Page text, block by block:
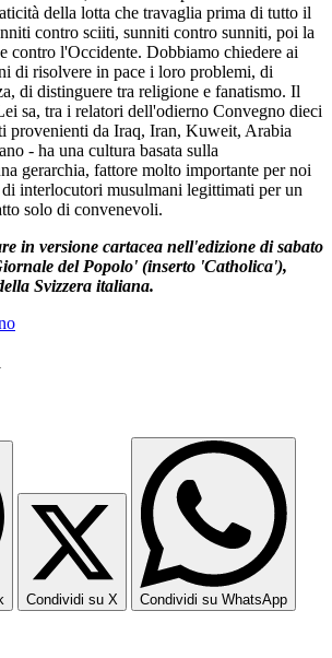
della lotta che travaglia prima di tutto il
contro sciiti, sunniti contro sunniti, poi la
contro l'Occidente. Dobbiamo chiedere ai
di risolvere in pace i loro problemi, di
di distinguere tra religione e fanatismo. Il
sa, tra i relatori dell'odierno Convegno dieci
provenienti da Iraq, Iran, Kuweit, Arabia
- ha una cultura basata sulla
gerarchia, fattore molto importante per noi
interlocutori musulmani legittimati per un
solo di convenevoli.
in versione cartacea nell'edizione di sabato
del Popolo' (inserto 'Catholica'),
Svizzera italiana.
Condividi su X Condividi su WhatsApp